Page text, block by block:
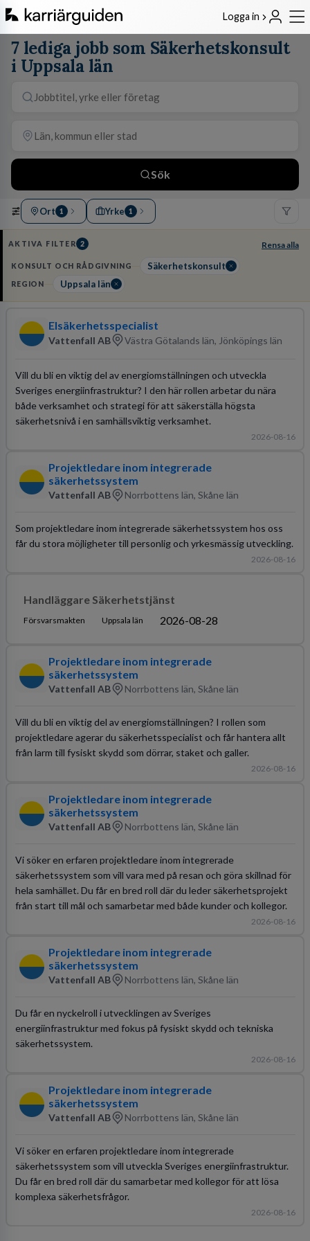
Logga in
7 lediga jobb som Säkerhetskonsult
i Uppsala län
Sök
Ort 1 Yrke 1
AKTIVA FILTER 2 Rensa alla
KONSULT OCH RÅDGIVNING Säkerhetskonsult
REGION Uppsala län
Elsäkerhetsspecialist
Vattenfall AB Västra Götalands län, Jönköpings län
Vill du bli en viktig del av energiomställningen och utveckla
Sveriges energiinfrastruktur? I den här rollen arbetar du nära
både verksamhet och strategi för att säkerställa högsta
säkerhetsnivå i en samhällsviktig verksamhet.
2026-08-16
Projektledare inom integrerade
säkerhetssystem
Vattenfall AB Norrbottens län, Skåne län
Som projektledare inom integrerade säkerhetssystem hos oss
får du stora möjligheter till personlig och yrkesmässig utveckling.
2026-08-16
Handläggare Säkerhetstjänst
Försvarsmakten Uppsala län 2026-08-28
Projektledare inom integrerade
säkerhetssystem
Vattenfall AB Norrbottens län, Skåne län
Vill du bli en viktig del av energiomställningen? I rollen som
projektledare agerar du säkerhetsspecialist och får hantera allt
från larm till fysiskt skydd som dörrar, staket och galler.
2026-08-16
Projektledare inom integrerade
säkerhetssystem
Vattenfall AB Norrbottens län, Skåne län
Vi söker en erfaren projektledare inom integrerade
säkerhetssystem som vill vara med på resan och göra skillnad för
hela samhället. Du får en bred roll där du leder säkerhetsprojekt
från start till mål och samarbetar med både kunder och kollegor.
2026-08-16
Projektledare inom integrerade
säkerhetssystem
Vattenfall AB Norrbottens län, Skåne län
Du får en nyckelroll i utvecklingen av Sveriges
energiinfrastruktur med fokus på fysiskt skydd och tekniska
säkerhetssystem.
2026-08-16
Projektledare inom integrerade
säkerhetssystem
Vattenfall AB Norrbottens län, Skåne län
Vi söker en erfaren projektledare inom integrerade
säkerhetssystem som vill utveckla Sveriges energiinfrastruktur.
Du får en bred roll där du samarbetar med kollegor för att lösa
komplexa säkerhetsfrågor.
2026-08-16